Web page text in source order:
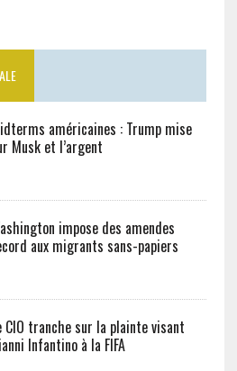
américaines : Trump mise
Musk et l’argent
impose des amendes
aux migrants sans-papiers
CIO tranche sur la plainte visant
Infantino à la FIFA